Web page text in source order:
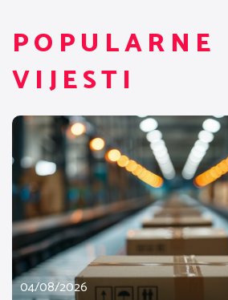
POPULARNE
VIJESTI
04/08/2026